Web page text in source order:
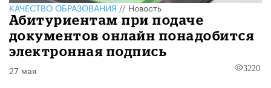
КАЧЕСТВО ОБРАЗОВАНИЯ//Новость
Абитуриентам при подаче
документов онлайн понадобится
электронная подпись
27 мая 3220